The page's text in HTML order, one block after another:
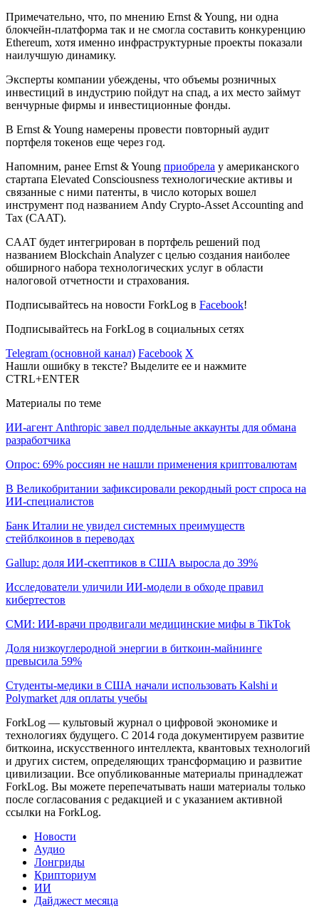
Примечательно, что, по мнению Ernst & Young, ни одна
блокчейн-платформа так и не смогла составить конкуренцию
Ethereum, хотя именно инфраструктурные проекты показали
наилучшую динамику.
Эксперты компании убеждены, что объемы розничных
инвестиций в индустрию пойдут на спад, а их место займут
венчурные фирмы и инвестиционные фонды.
В Ernst & Young намерены провести повторный аудит
портфеля токенов еще через год.
Напомним, ранее Ernst & Young приобрела у американского
стартапа Elevated Consciousness технологические активы и
связанные с ними патенты, в число которых вошел
инструмент под названием Andy Crypto-Asset Accounting and
Tax (CAAT).
CAAT будет интегрирован в портфель решений под
названием Blockchain Analyzer с целью создания наиболее
обширного набора технологических услуг в области
налоговой отчетности и страхования.
Подписывайтесь на новости ForkLog в Facebook!
Подписывайтесь на ForkLog в социальных сетях
Telegram (основной канал) Facebook X
Нашли ошибку в тексте? Выделите ее и нажмите
CTRL+ENTER
Материалы по теме
ИИ-агент Anthropic завел поддельные аккаунты для обмана
разработчика
Опрос: 69% россиян не нашли применения криптовалютам
В Великобритании зафиксировали рекордный рост спроса на
ИИ-специалистов
Банк Италии не увидел системных преимуществ
стейблкоинов в переводах
Gallup: доля ИИ-скептиков в США выросла до 39%
Исследователи уличили ИИ-модели в обходе правил
кибертестов
СМИ: ИИ-врачи продвигали медицинские мифы в TikTok
Доля низкоуглеродной энергии в биткоин-майнинге
превысила 59%
Студенты-медики в США начали использовать Kalshi и
Polymarket для оплаты учебы
ForkLog — культовый журнал о цифровой экономике и
технологиях будущего. С 2014 года документируем развитие
биткоина, искусственного интеллекта, квантовых технологий
и других систем, определяющих трансформацию и развитие
цивилизации. Все опубликованные материалы принадлежат
ForkLog. Вы можете перепечатывать наши материалы только
после согласования с редакцией и с указанием активной
ссылки на ForkLog.
Новости
Аудио
Лонгриды
Крипториум
ИИ
Дайджест месяца